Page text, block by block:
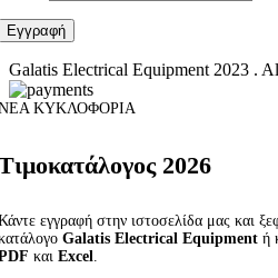
Galatis Electrical Equipment2023 .
ΚΥΚΛΟΦΟΡΙΑ
2026
εγγραφή στην ιστοσελίδα μας και
Galatis Electrical Equipment ή
και Excel